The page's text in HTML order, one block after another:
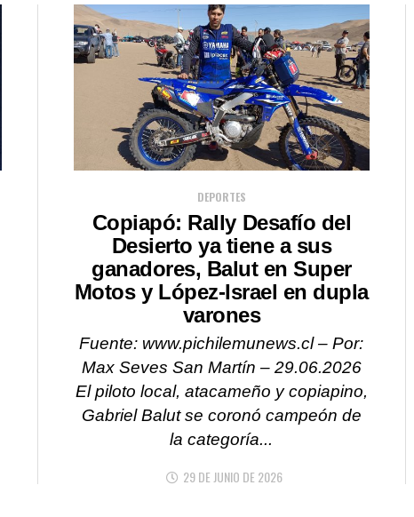
DEPORTES
Copiapó: Rally Desafío del
Desierto ya tiene a sus
ganadores, Balut en Super
Motos y López-Israel en dupla
varones
Fuente: www.pichilemunews.cl – Por:
Max Seves San Martín – 29.06.2026
El piloto local, atacameño y copiapino,
Gabriel Balut se coronó campeón de
la categoría...
29 DE JUNIO DE 2026